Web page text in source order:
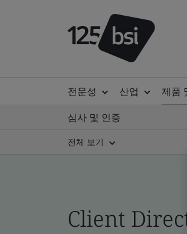
전문성 산업 제품
심사 및 인증
전체 보기
Client